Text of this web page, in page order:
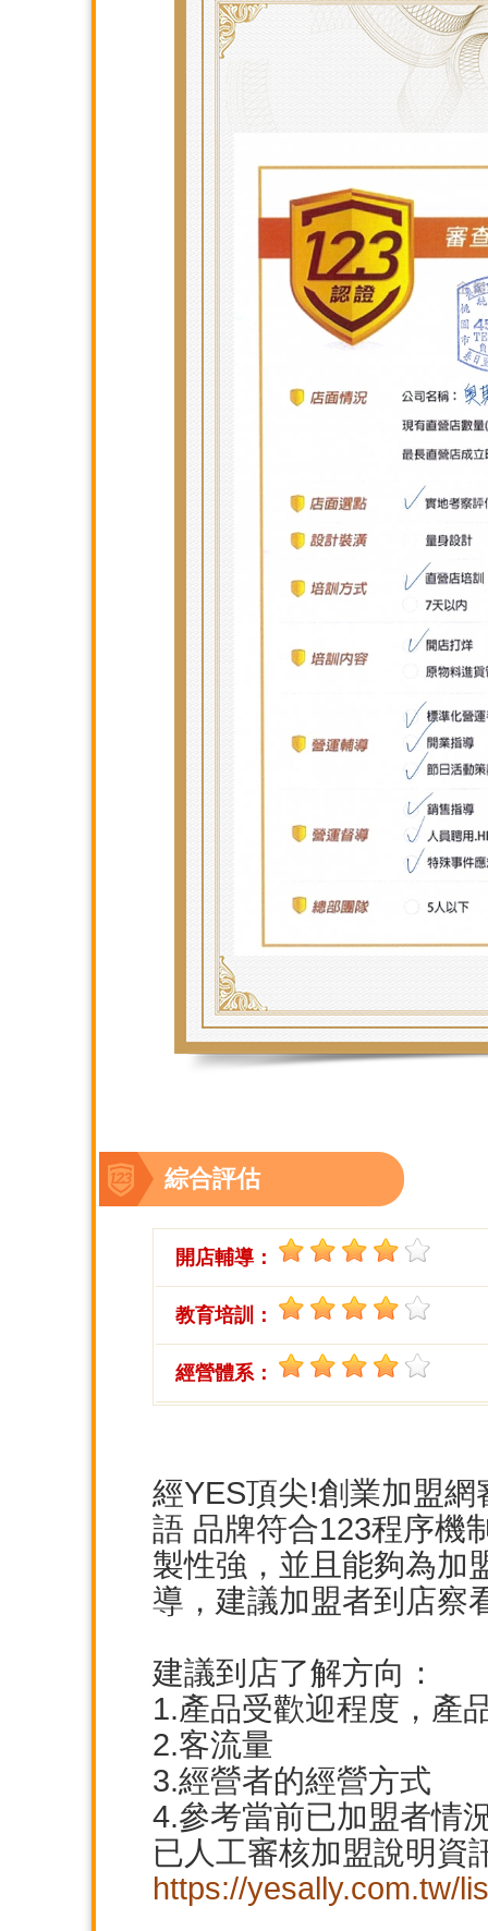
綜合評估
開店輔導：
教育培訓：
經營體系：
經YES頂尖!創業加盟
語 品牌符合123程序機
製性強，並且能夠為加
導，建議加盟者到店察
建議到店了解方向：
1.產品受歡迎程度，產
2.客流量
3.經營者的經營方式
4.參考當前已加盟者情
已人工審核加盟說明資
https://yesally.com.tw/